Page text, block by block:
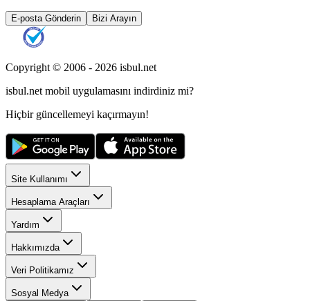
E-posta Gönderin Bizi Arayın
Copyright © 2006 - 2026 isbul.net
isbul.net mobil uygulamasını indirdiniz mi?
Hiçbir güncellemeyi kaçırmayın!
Site Kullanımı
Hesaplama Araçları
Yardım
Hakkımızda
Veri Politikamız
Sosyal Medya